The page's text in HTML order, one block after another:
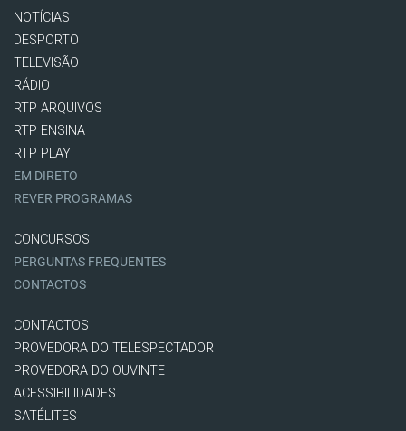
NOTÍCIAS
DESPORTO
TELEVISÃO
RÁDIO
RTP ARQUIVOS
RTP ENSINA
RTP PLAY
EM DIRETO
REVER PROGRAMAS
CONCURSOS
PERGUNTAS FREQUENTES
CONTACTOS
CONTACTOS
PROVEDORA DO TELESPECTADOR
PROVEDORA DO OUVINTE
ACESSIBILIDADES
SATÉLITES